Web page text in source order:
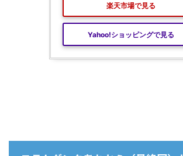
楽天市場で見る
Yahoo!ショッピングで見る